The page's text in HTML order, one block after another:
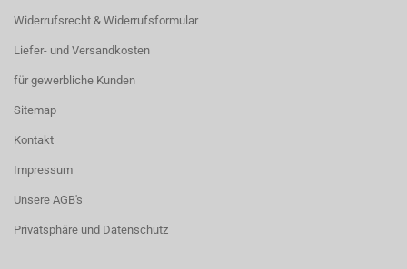
Widerrufsrecht & Widerrufsformular
Liefer- und Versandkosten
für gewerbliche Kunden
Sitemap
Kontakt
Impressum
Unsere AGB's
Privatsphäre und Datenschutz